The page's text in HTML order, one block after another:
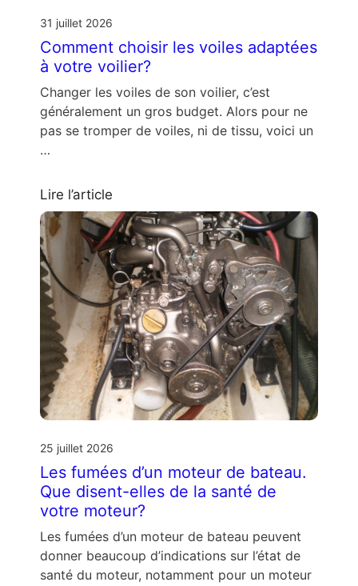
31 juillet 2026
Comment choisir les voiles adaptées
à votre voilier?
Changer les voiles de son voilier, c’est
généralement un gros budget. Alors pour ne
pas se tromper de voiles, ni de tissu, voici un
…
Lire l’article
25 juillet 2026
Les fumées d’un moteur de bateau.
Que disent-elles de la santé de
votre moteur?
Les fumées d’un moteur de bateau peuvent
donner beaucoup d’indications sur l’état de
santé du moteur, notamment pour un moteur